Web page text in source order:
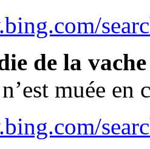
de la
muée en